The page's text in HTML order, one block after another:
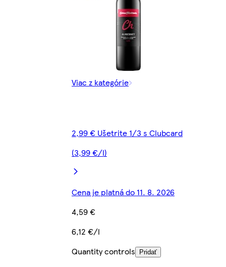
Viac z kategórie
2,99 € Ušetrite 1/3 s Clubcard
(3,99 €/l)
Cena je platná do 11. 8. 2026
4,59 €
6,12 €/l
Quantity controls
Pridať